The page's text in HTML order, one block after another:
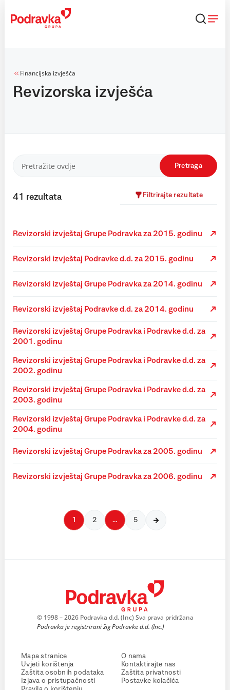
content
Financijska izvješća
Revizorska izvješća
Pretraga
41 rezultata Filtrirajte rezultate
Revizorski izvještaj Grupe Podravka za 2015. godinu
Revizorski izvještaj Podravke d.d. za 2015. godinu
Revizorski izvještaj Grupe Podravka za 2014. godinu
Revizorski izvještaj Podravke d.d. za 2014. godinu
Revizorski izvještaj Grupe Podravka i Podravke d.d. za
2001. godinu
Revizorski izvještaj Grupe Podravka i Podravke d.d. za
2002. godinu
Revizorski izvještaj Grupe Podravka i Podravke d.d. za
2003. godinu
Revizorski izvještaj Grupe Podravka i Podravke d.d. za
2004. godinu
Revizorski izvještaj Grupe Podravka za 2005. godinu
Revizorski izvještaj Grupe Podravka za 2006. godinu
1 2 … 5
© 1998 – 2026 Podravka d.d. (Inc) Sva prava pridržana
Podravka je registrirani žig Podravke d.d. (Inc.)
Mapa stranice
Uvjeti korištenja
Zaštita osobnih podataka
Izjava o pristupačnosti
O nama
Kontaktirajte nas
Zaštita privatnosti
Postavke kolačića